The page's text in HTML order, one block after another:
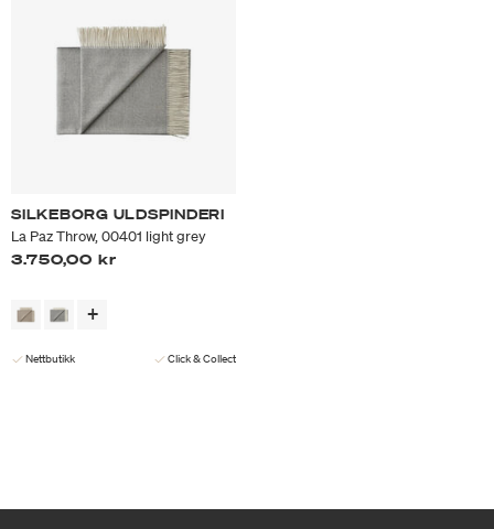
SILKEBORG ULDSPINDERI
La Paz Throw, 00401 light grey
3.750,00 kr
Nettbutikk Click & Collect